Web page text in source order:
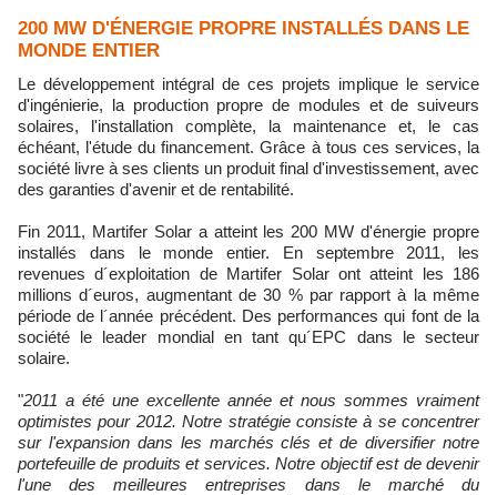
200 MW D'ÉNERGIE PROPRE INSTALLÉS DANS LE
MONDE ENTIER
Le développement intégral de ces projets implique le service
d'ingénierie, la production propre de modules et de suiveurs
solaires, l'installation complète, la maintenance et, le cas
échéant, l'étude du financement. Grâce à tous ces services, la
société livre à ses clients un produit final d'investissement, avec
des garanties d'avenir et de rentabilité.
Fin 2011, Martifer Solar a atteint les 200 MW d'énergie propre
installés dans le monde entier. En septembre 2011, les
revenues d´exploitation de Martifer Solar ont atteint les 186
millions d´euros, augmentant de 30 % par rapport à la même
période de l´année précédent. Des performances qui font de la
société le leader mondial en tant qu´EPC dans le secteur
solaire.
"2011 a été une excellente année et nous sommes vraiment
optimistes pour 2012. Notre stratégie consiste à se concentrer
sur l'expansion dans les marchés clés et de diversifier notre
portefeuille de produits et services. Notre objectif est de devenir
l'une des meilleures entreprises dans le marché du